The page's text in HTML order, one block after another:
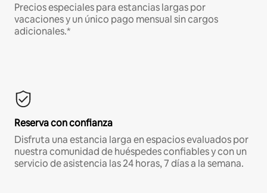
Precios especiales para estancias largas por
vacaciones y un único pago mensual sin cargos
adicionales.*
Reserva con confianza
Disfruta una estancia larga en espacios evaluados por
nuestra comunidad de huéspedes confiables y con un
servicio de asistencia las 24 horas, 7 días a la semana.